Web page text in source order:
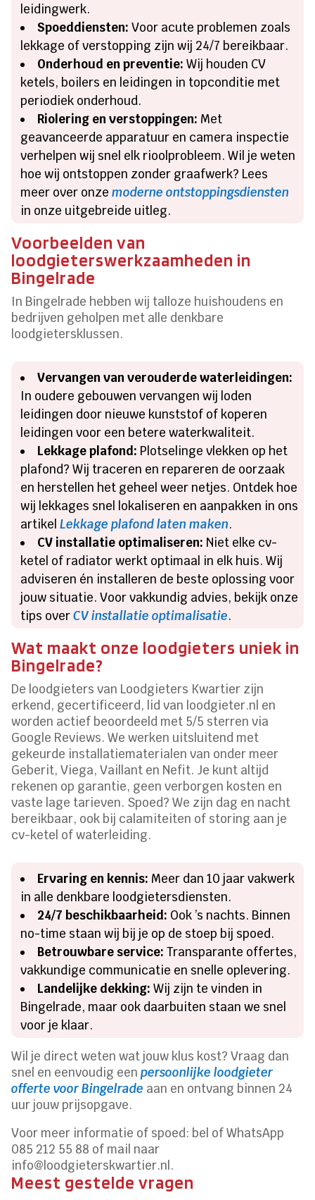
leidingwerk.
Spoeddiensten: Voor acute problemen zoals
lekkage of verstopping zijn wij 24/7 bereikbaar.
Onderhoud en preventie: Wij houden CV
ketels, boilers en leidingen in topconditie met
periodiek onderhoud.
Riolering en verstoppingen: Met
geavanceerde apparatuur en camera inspectie
verhelpen wij snel elk rioolprobleem. Wil je weten
hoe wij ontstoppen zonder graafwerk? Lees
meer over onzemoderne ontstoppingsdiensten
in onze uitgebreide uitleg.
Voorbeelden van
loodgieterswerkzaamheden in
Bingelrade
In Bingelrade hebben wij talloze huishoudens en
bedrijven geholpen met alle denkbare
loodgietersklussen.
Vervangen van verouderde waterleidingen:
In oudere gebouwen vervangen wij loden
leidingen door nieuwe kunststof of koperen
leidingen voor een betere waterkwaliteit.
Lekkage plafond: Plotselinge vlekken op het
plafond? Wij traceren en repareren de oorzaak
en herstellen het geheel weer netjes. Ontdek hoe
wij lekkages snel lokaliseren en aanpakken in ons
artikelLekkage plafond laten maken.
CV installatie optimaliseren: Niet elke cv-
ketel of radiator werkt optimaal in elk huis. Wij
adviseren én installeren de beste oplossing voor
jouw situatie. Voor vakkundig advies, bekijk onze
tips overCV installatie optimalisatie.
Wat maakt onze loodgieters uniek in
Bingelrade?
De loodgieters van Loodgieters Kwartier zijn
erkend, gecertificeerd, lid van loodgieter.nl en
worden actief beoordeeld met 5/5 sterren via
Google Reviews. We werken uitsluitend met
gekeurde installatiematerialen van onder meer
Geberit, Viega, Vaillant en Nefit. Je kunt altijd
rekenen op garantie, geen verborgen kosten en
vaste lage tarieven. Spoed? We zijn dag en nacht
bereikbaar, ook bij calamiteiten of storing aan je
cv-ketel of waterleiding.
Ervaring en kennis: Meer dan 10 jaar vakwerk
in alle denkbare loodgietersdiensten.
24/7 beschikbaarheid: Ook ’s nachts. Binnen
no-time staan wij bij je op de stoep bij spoed.
Betrouwbare service: Transparante offertes,
vakkundige communicatie en snelle oplevering.
Landelijke dekking: Wij zijn te vinden in
Bingelrade, maar ook daarbuiten staan we snel
voor je klaar.
Wil je direct weten wat jouw klus kost? Vraag dan
snel en eenvoudig eenpersoonlijke loodgieter
offerte voor Bingelrade aan en ontvang binnen 24
uur jouw prijsopgave.
Voor meer informatie of spoed: bel of WhatsApp
085 212 55 88 of mail naar
info@loodgieterskwartier.nl.
Meest gestelde vragen